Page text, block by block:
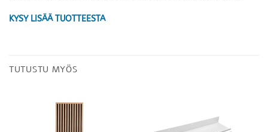
KYSY LISÄÄ TUOTTEESTA
TUTUSTU MYÖS